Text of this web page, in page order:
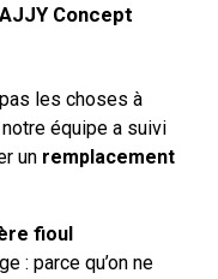
Concept
les choses à
notre équipe a suivi
un remplacement
fioul
: parce qu’on ne